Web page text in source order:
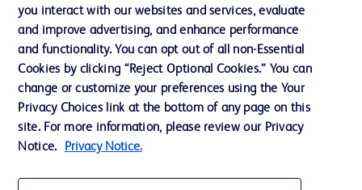
主动召回
联系我们
Cookie 政策
隐私政策
you interact with our websites and services, evaluate
and improve advertising, and enhance performance
and functionality. You can opt out of all non-Essential
Cookies by clicking “Reject Optional Cookies.” You can
change or customize your preferences using the Your
Privacy Choices link at the bottom of any page on this
site. For more information, please review our Privacy
Notice.
Privacy Notice.